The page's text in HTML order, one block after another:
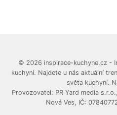
© 2026 inspirace-kuchyne.cz -
kuchyní. Najdete u nás aktuální
světa kuchyní.
Provozovatel: PR Yard media
Nová Ves, IČ: